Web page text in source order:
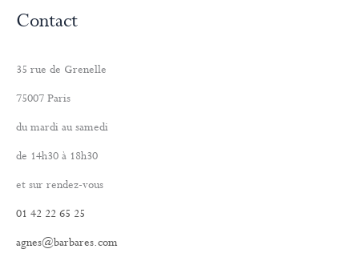
Contact
35 rue de Grenelle
75007 Paris
du mardi au samedi
de 14h30 à 18h30
et sur rendez-vous
01 42 22 65 25
agnes@barbares.com